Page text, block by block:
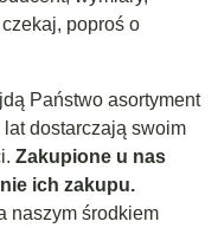
poproś o
Państwo asortyment
dostarczają swoim
Zakupione u nas
ich zakupu.
naszym środkiem